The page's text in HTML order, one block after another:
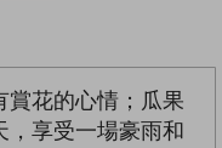
賞花的心情；瓜果
，享受一場豪雨和